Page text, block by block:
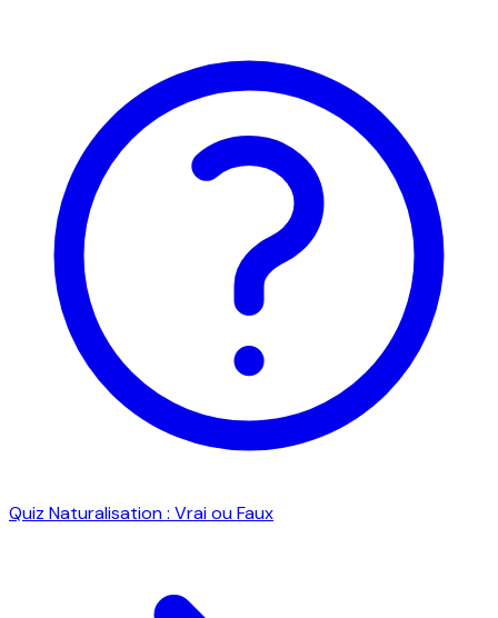
Quiz Naturalisation : Vrai ou Faux